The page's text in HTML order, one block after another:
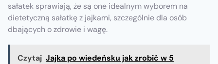
sałatek sprawiają, że są one idealnym wyborem na
dietetyczną sałatkę z jajkami, szczególnie dla osób
dbających o zdrowie i wagę.
Czytaj Jajka po wiedeńsku jak zrobić w 5